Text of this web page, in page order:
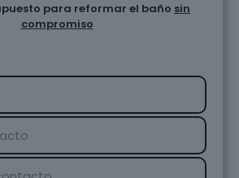
para reformar el baño sin
compromiso